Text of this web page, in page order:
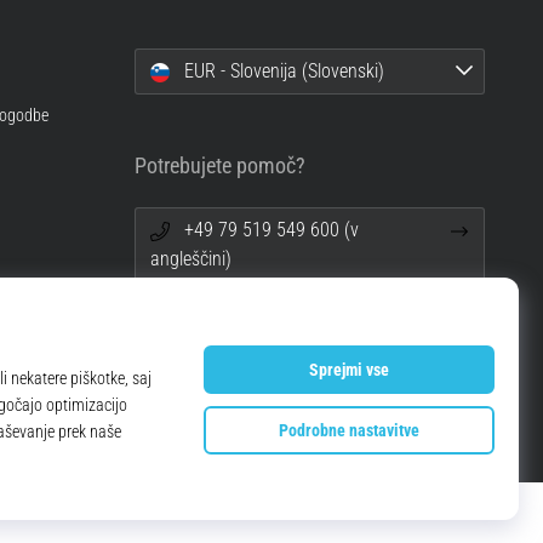
EUR - Slovenija (Slovenski)
Potrebujete pomoč?
+49 79 519 549 600 (v
angleščini)